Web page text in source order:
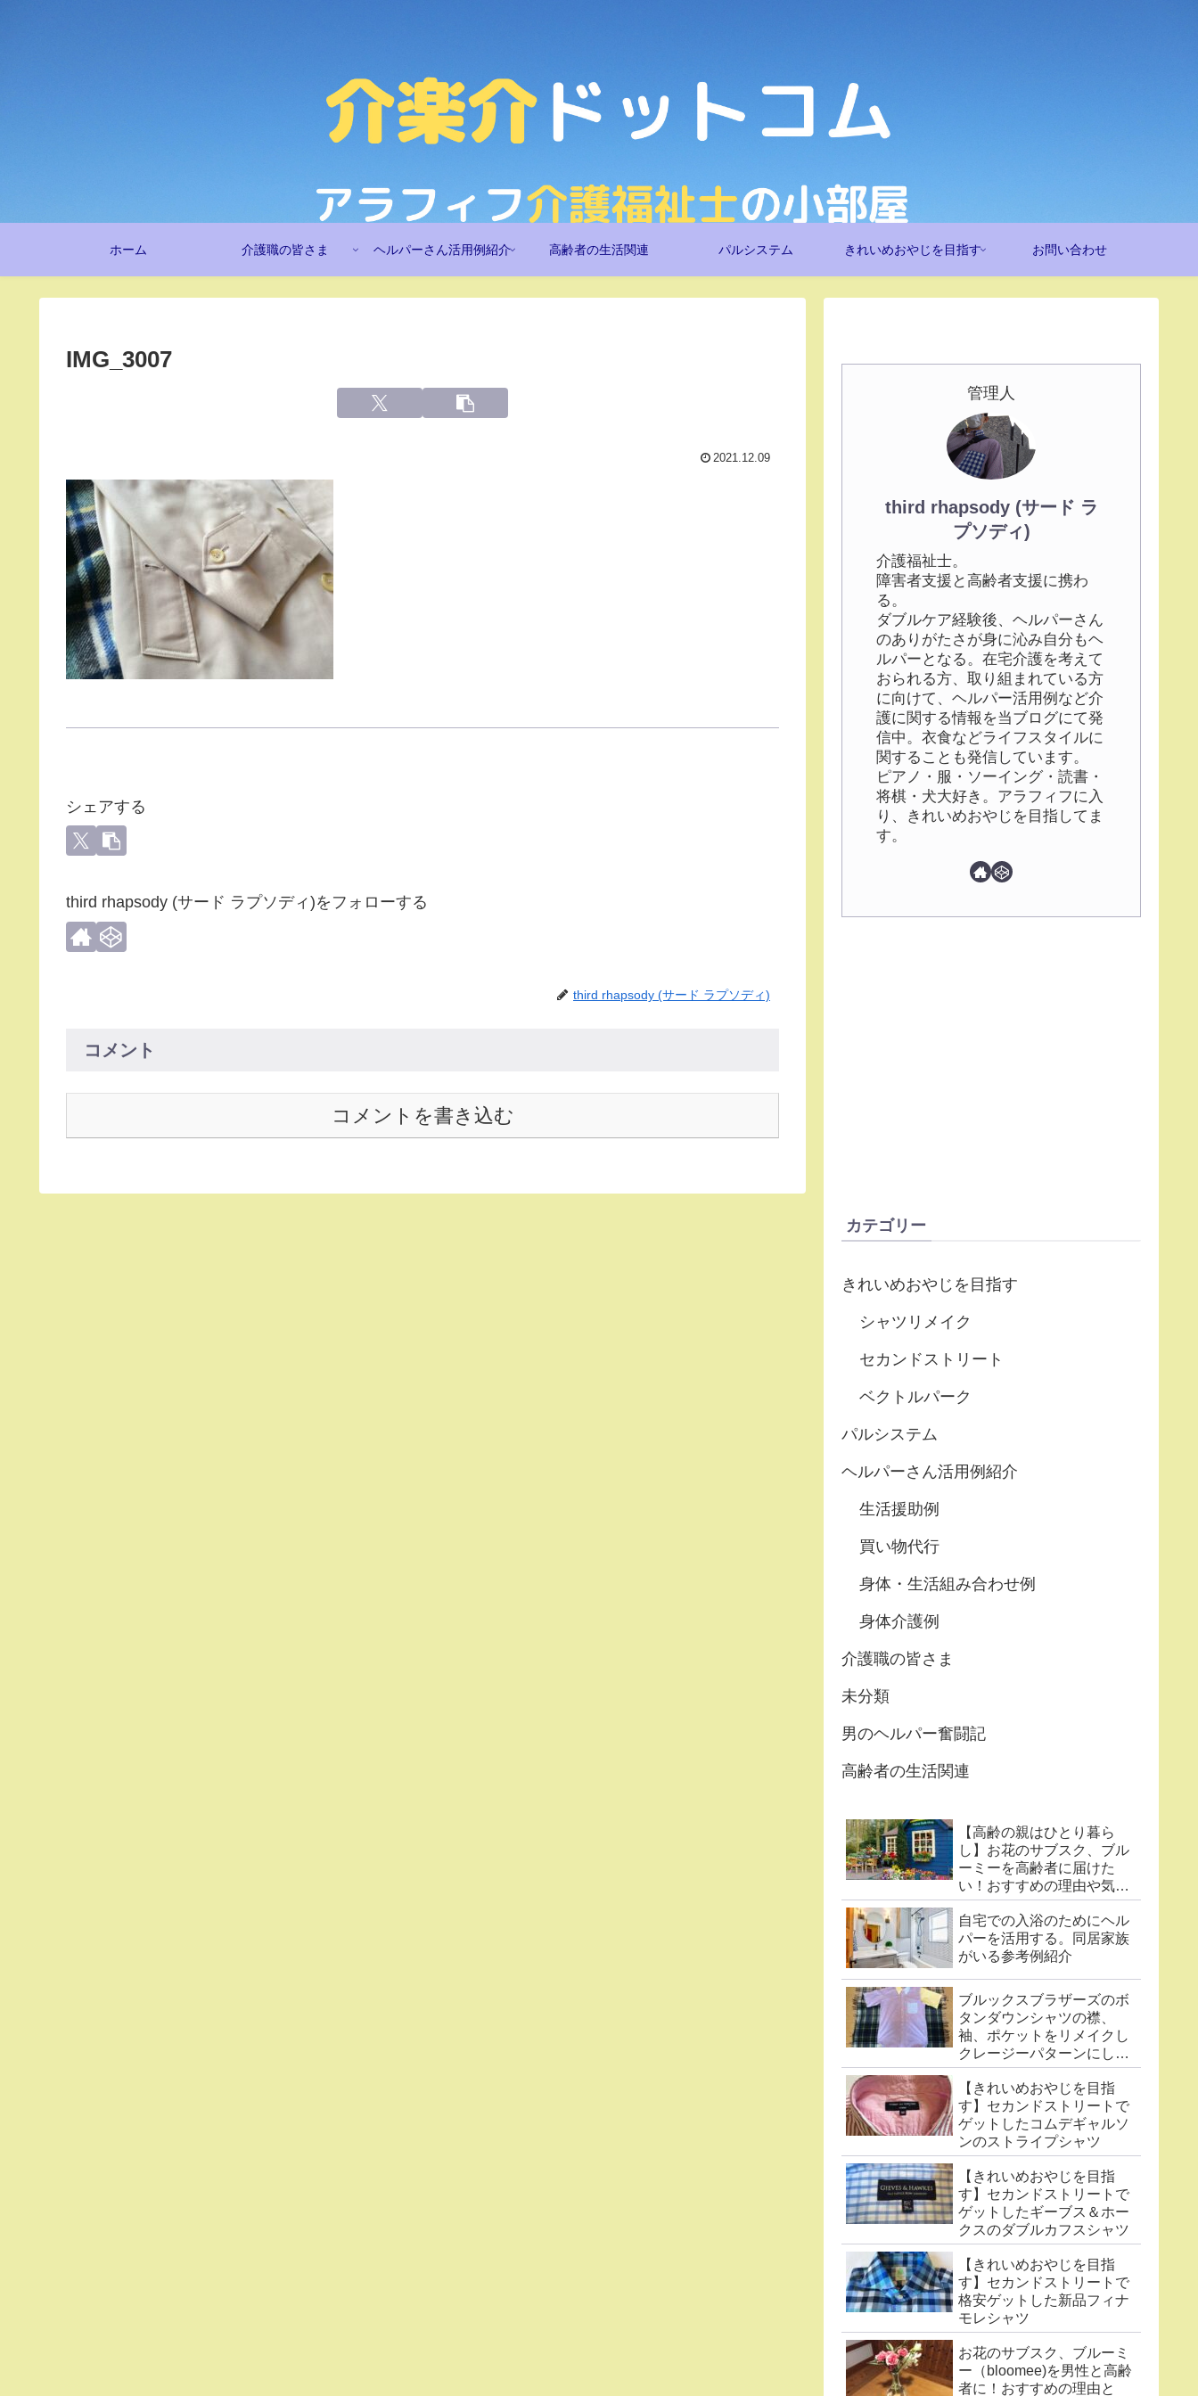
ホーム 介護職の皆さま ヘルパーさん活用例紹介 高齢者の生活関連 パルシステム きれいめおやじを目指す お問い合わせ
IMG_3007
2021.12.09
シェアする
third rhapsody (サード ラプソディ)をフォローする
third rhapsody (サード ラプソディ)
コメント
コメントを書き込む
管理人
third rhapsody (サード ラ
プソディ)
介護福祉士。
障害者支援と高齢者支援に携わ
る。
ダブルケア経験後、ヘルパーさん
のありがたさが身に沁み自分もヘ
ルパーとなる。在宅介護を考えて
おられる方、取り組まれている方
に向けて、ヘルパー活用例など介
護に関する情報を当ブログにて発
信中。衣食などライフスタイルに
関することも発信しています。
ピアノ・服・ソーイング・読書・
将棋・犬大好き。アラフィフに入
り、きれいめおやじを目指してま
す。
カテゴリー
きれいめおやじを目指す
シャツリメイク
セカンドストリート
ベクトルパーク
パルシステム
ヘルパーさん活用例紹介
生活援助例
買い物代行
身体・生活組み合わせ例
身体介護例
介護職の皆さま
未分類
男のヘルパー奮闘記
高齢者の生活関連
【高齢の親はひとり暮ら
し】お花のサブスク、ブル
ーミーを高齢者に届けた
い！おすすめの理由や気に
なる点まとめ
自宅での入浴のためにヘル
パーを活用する。同居家族
がいる参考例紹介
ブルックスブラザーズのボ
タンダウンシャツの襟、
袖、ポケットをリメイクし
クレージーパターンにした
件
【きれいめおやじを目指
す】セカンドストリートで
ゲットしたコムデギャルソ
ンのストライプシャツ
【きれいめおやじを目指
す】セカンドストリートで
ゲットしたギーブス＆ホー
クスのダブルカフスシャツ
【きれいめおやじを目指
す】セカンドストリートで
格安ゲットした新品フィナ
モレシャツ
お花のサブスク、ブルーミ
ー（bloomee)を男性と高齢
者に！おすすめの理由と